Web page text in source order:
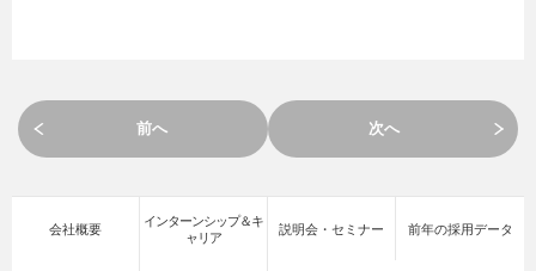
前へ 次へ
会社概要
インターンシップ＆キ
ャリア
説明会・セミナー 前年の採用データ